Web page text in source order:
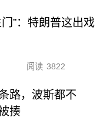
”：特朗普这出戏
阅读 3822
路，波斯都不
揍